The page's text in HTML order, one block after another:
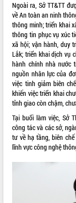
Ngoài ra, Sở TT&TT
về An toàn an ninh
thông minh; triển khai
thông tin phục vụ xúc
xã hội; vận hành, duy
Lắk; triển khai dịch vụ
hành chính nhà nước
nguồn nhân lực của
việc tinh giảm biên
khiến việc triển khai
tỉnh giao còn chậm,
Tại buổi làm việc, Sở
công tác và các sở,
tư về hạ tầng, biên
lĩnh vực công nghệ